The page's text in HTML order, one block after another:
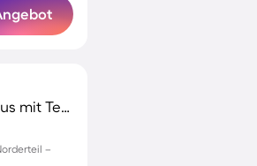
Familienorientiertes gemütliches Ferienhaus mit Terrasse, Garten und Grill | Nah am Strand | Haustierfreundlich
–